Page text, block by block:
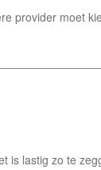
provider moet
is lastig zo te